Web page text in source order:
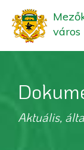
város
Aktuális,